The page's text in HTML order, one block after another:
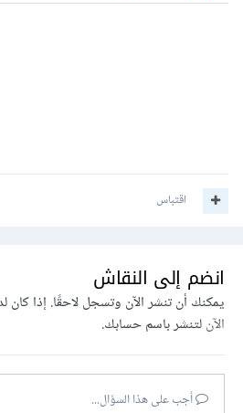
اقتباس
انضم إلى النقاش
يمكنك أن تنشر الآن وتسجل لاحقًا. إذا
الآنلتنشر باسم حسابك.
أجب على هذا السؤال...